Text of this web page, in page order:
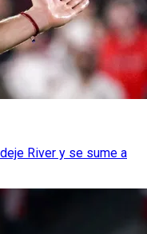
River y se sume a